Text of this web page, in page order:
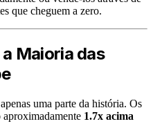
que cheguem a zero.
Maioria das
uma parte da história. Os
1.7x acima